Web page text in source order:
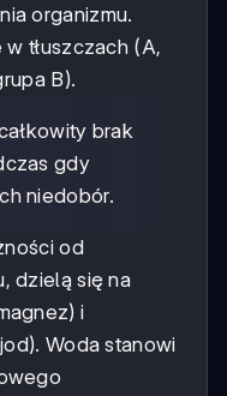
organizmu.
tłuszczach (A,
B).
brak
gdy
niedobór.
od
dzielą się na
i
Woda stanowi